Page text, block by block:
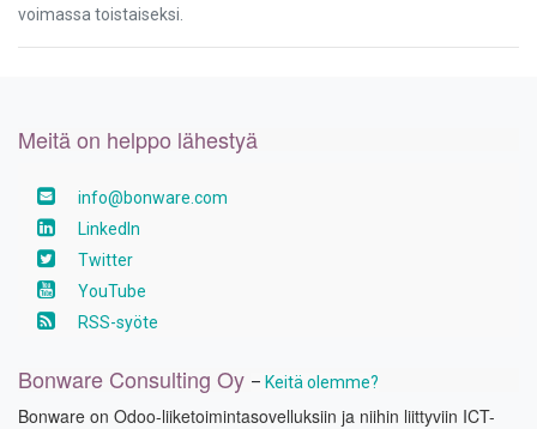
voimassa toistaiseksi.
Meitä on helppo lähestyä
info@bonware.com
LinkedIn
Twitter
YouTube
RSS-syöte
Bonware Consulting Oy – Keitä olemme?
Bonware on Odoo-liiketoimintasovelluksiin ja niihin liittyviin ICT-